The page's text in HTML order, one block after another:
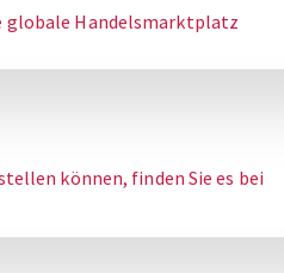
Handelsmarktplatz
können, finden Sie es bei